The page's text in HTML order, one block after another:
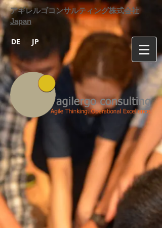
アギレルゴコンサルティング株式会社
Japan
DE JP